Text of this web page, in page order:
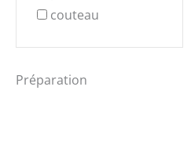
couteau
Préparation